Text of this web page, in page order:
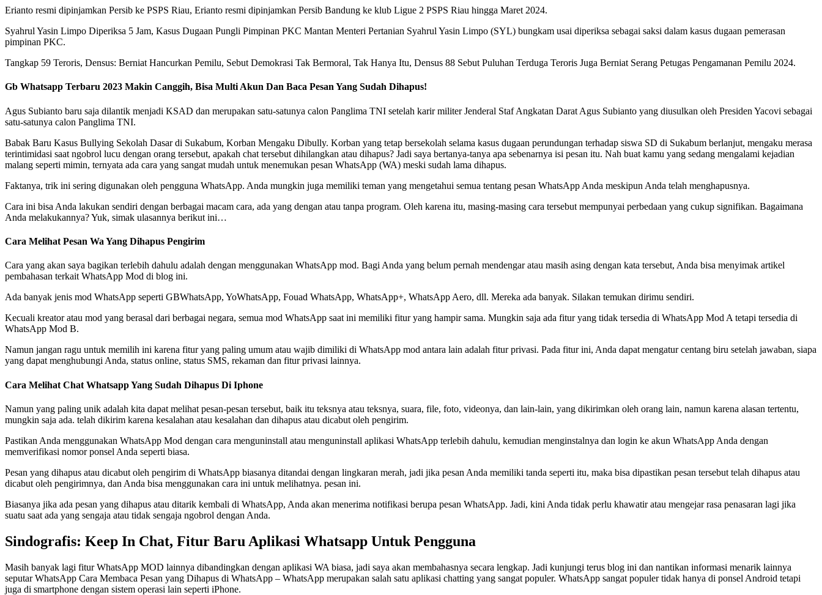
Erianto resmi dipinjamkan Persib ke PSPS Riau, Erianto resmi dipinjamkan Persib Bandung ke klub Ligue 2 PSPS Riau hingga Maret 2024.
Syahrul Yasin Limpo Diperiksa 5 Jam, Kasus Dugaan Pungli Pimpinan PKC Mantan Menteri Pertanian Syahrul Yasin Limpo (SYL) bungkam usai diperiksa sebagai saksi dalam kasus dugaan pemerasan
pimpinan PKC.
Tangkap 59 Teroris, Densus: Berniat Hancurkan Pemilu, Sebut Demokrasi Tak Bermoral, Tak Hanya Itu, Densus 88 Sebut Puluhan Terduga Teroris Juga Berniat Serang Petugas Pengamanan Pemilu 2024.
Gb Whatsapp Terbaru 2023 Makin Canggih, Bisa Multi Akun Dan Baca Pesan Yang Sudah Dihapus!
Agus Subianto baru saja dilantik menjadi KSAD dan merupakan satu-satunya calon Panglima TNI setelah karir militer Jenderal Staf Angkatan Darat Agus Subianto yang diusulkan oleh Presiden Yacovi sebagai
satu-satunya calon Panglima TNI.
Babak Baru Kasus Bullying Sekolah Dasar di Sukabum, Korban Mengaku Dibully. Korban yang tetap bersekolah selama kasus dugaan perundungan terhadap siswa SD di Sukabum berlanjut, mengaku merasa
terintimidasi saat ngobrol lucu dengan orang tersebut, apakah chat tersebut dihilangkan atau dihapus? Jadi saya bertanya-tanya apa sebenarnya isi pesan itu. Nah buat kamu yang sedang mengalami kejadian
malang seperti mimin, ternyata ada cara yang sangat mudah untuk menemukan pesan WhatsApp (WA) meski sudah lama dihapus.
Faktanya, trik ini sering digunakan oleh pengguna WhatsApp. Anda mungkin juga memiliki teman yang mengetahui semua tentang pesan WhatsApp Anda meskipun Anda telah menghapusnya.
Cara ini bisa Anda lakukan sendiri dengan berbagai macam cara, ada yang dengan atau tanpa program. Oleh karena itu, masing-masing cara tersebut mempunyai perbedaan yang cukup signifikan. Bagaimana
Anda melakukannya? Yuk, simak ulasannya berikut ini…
Cara Melihat Pesan Wa Yang Dihapus Pengirim
Cara yang akan saya bagikan terlebih dahulu adalah dengan menggunakan WhatsApp mod. Bagi Anda yang belum pernah mendengar atau masih asing dengan kata tersebut, Anda bisa menyimak artikel
pembahasan terkait WhatsApp Mod di blog ini.
Ada banyak jenis mod WhatsApp seperti GBWhatsApp, YoWhatsApp, Fouad WhatsApp, WhatsApp+, WhatsApp Aero, dll. Mereka ada banyak. Silakan temukan dirimu sendiri.
Kecuali kreator atau mod yang berasal dari berbagai negara, semua mod WhatsApp saat ini memiliki fitur yang hampir sama. Mungkin saja ada fitur yang tidak tersedia di WhatsApp Mod A tetapi tersedia di
WhatsApp Mod B.
Namun jangan ragu untuk memilih ini karena fitur yang paling umum atau wajib dimiliki di WhatsApp mod antara lain adalah fitur privasi. Pada fitur ini, Anda dapat mengatur centang biru setelah jawaban, siapa
yang dapat menghubungi Anda, status online, status SMS, rekaman dan fitur privasi lainnya.
Cara Melihat Chat Whatsapp Yang Sudah Dihapus Di Iphone
Namun yang paling unik adalah kita dapat melihat pesan-pesan tersebut, baik itu teksnya atau teksnya, suara, file, foto, videonya, dan lain-lain, yang dikirimkan oleh orang lain, namun karena alasan tertentu,
mungkin saja ada. telah dikirim karena kesalahan atau kesalahan dan dihapus atau dicabut oleh pengirim.
Pastikan Anda menggunakan WhatsApp Mod dengan cara menguninstall atau menguninstall aplikasi WhatsApp terlebih dahulu, kemudian menginstalnya dan login ke akun WhatsApp Anda dengan
memverifikasi nomor ponsel Anda seperti biasa.
Pesan yang dihapus atau dicabut oleh pengirim di WhatsApp biasanya ditandai dengan lingkaran merah, jadi jika pesan Anda memiliki tanda seperti itu, maka bisa dipastikan pesan tersebut telah dihapus atau
dicabut oleh pengirimnya, dan Anda bisa menggunakan cara ini untuk melihatnya. pesan ini.
Biasanya jika ada pesan yang dihapus atau ditarik kembali di WhatsApp, Anda akan menerima notifikasi berupa pesan WhatsApp. Jadi, kini Anda tidak perlu khawatir atau mengejar rasa penasaran lagi jika
suatu saat ada yang sengaja atau tidak sengaja ngobrol dengan Anda.
Sindografis: Keep In Chat, Fitur Baru Aplikasi Whatsapp Untuk Pengguna
Masih banyak lagi fitur WhatsApp MOD lainnya dibandingkan dengan aplikasi WA biasa, jadi saya akan membahasnya secara lengkap. Jadi kunjungi terus blog ini dan nantikan informasi menarik lainnya
seputar WhatsApp Cara Membaca Pesan yang Dihapus di WhatsApp – WhatsApp merupakan salah satu aplikasi chatting yang sangat populer. WhatsApp sangat populer tidak hanya di ponsel Android tetapi
juga di smartphone dengan sistem operasi lain seperti iPhone.